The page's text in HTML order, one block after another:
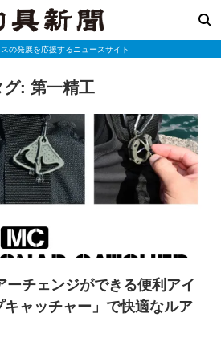
の発展を応援するニュースサイト
グ: 第一精工
ーチェンジができる便利アイ
ャッチャー」で快適なルア